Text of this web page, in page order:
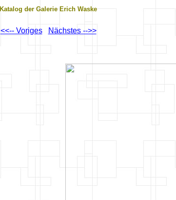
Katalog der Galerie Erich Waske
<<-- Voriges Nächstes -->>